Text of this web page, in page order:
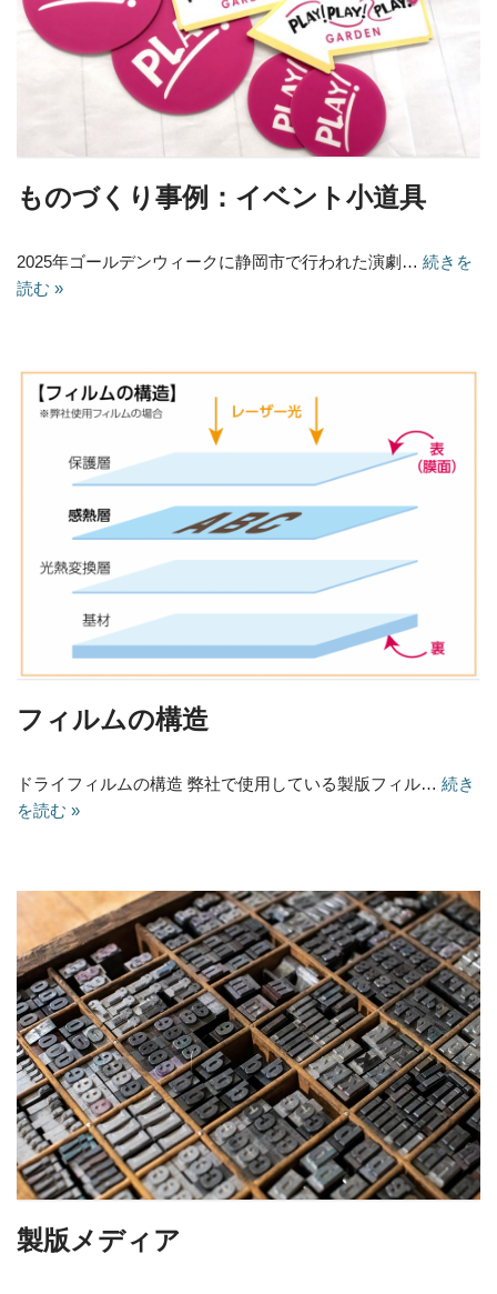
ものづくり事例：イベント小道具
2025年ゴールデンウィークに静岡市で行われた演劇… 続きを
読む »
フィルムの構造
ドライフィルムの構造 弊社で使用している製版フィル… 続き
を読む »
製版メディア